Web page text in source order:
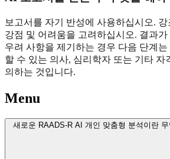
보고서를 자기 반성에 사용하십시오.
강점 및 어려움을 고려하십시오. 결과
우려 사항을 제기하는 경우 다음 단계
할 수 있는 의사, 심리학자 또는 기타 자
의하는 것입니다.
Menu
새로운 RAADS-R AI 개인 맞춤형 분석이란